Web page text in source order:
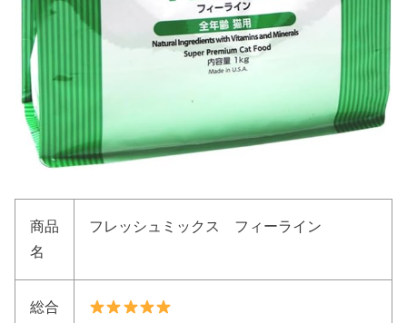
商品
名
フレッシュミックス フィーライン
総合